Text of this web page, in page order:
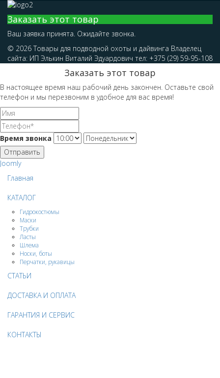
Заказать этот товар
Ваш заявка принята. Ожидайте звонка.
© 2026 Товары для подводной охоты и дайвинга Владелец
сайта: ИП Элькин Виталий Эдуардович тел: +375 (29) 59-95-108
Заказать этот товар
В настоящее время наш рабочий день закончен. Оставьте свой
телефон и мы перезвоним в удобное для вас время!
Время звонка
Отправить
Joomly
Главная
КАТАЛОГ
Гидрокостюмы
Маски
Трубки
Ласты
Шлема
Носки, боты
Перчатки, рукавицы
СТАТЬИ
ДОСТАВКА И ОПЛАТА
ГАРАНТИЯ И СЕРВИС
КОНТАКТЫ